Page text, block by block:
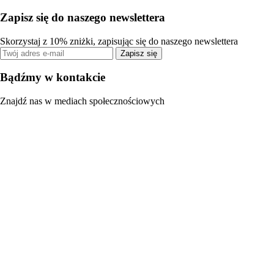
Zapisz się do naszego newslettera
Skorzystaj z 10% zniżki, zapisując się do naszego newslettera
Zapisz się
Bądźmy w kontakcie
Znajdź nas w mediach społecznościowych